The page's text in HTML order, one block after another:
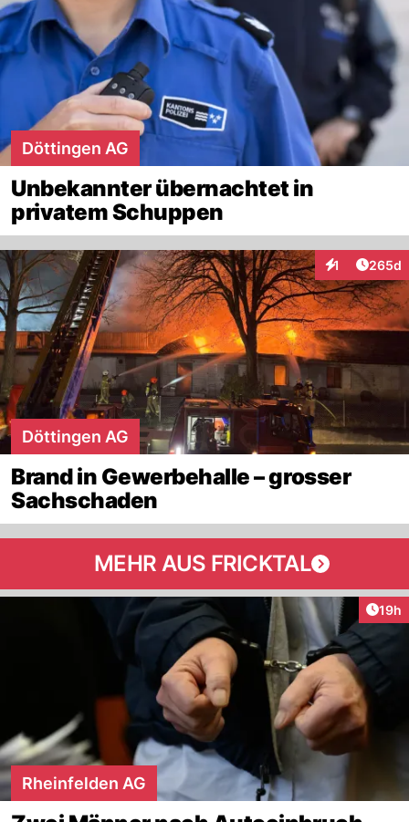
Döttingen AG
Unbekannter übernachtet in
privatem Schuppen
1
Interaktionen
265d
Döttingen AG
Brand in Gewerbehalle – grosser
Sachschaden
MEHR AUS FRICKTAL
19h
Rheinfelden AG